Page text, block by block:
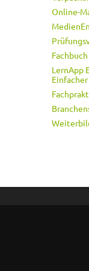
Online-
LernApp
Einfacher